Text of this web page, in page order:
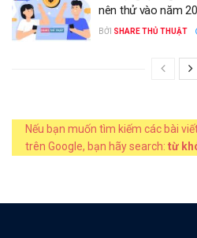
nên thử vào năm
BỞI SHARE THỦ THUẬT
Nếu bạn muốn tìm kiếm các bài
trên Google, bạn hãy search: từ